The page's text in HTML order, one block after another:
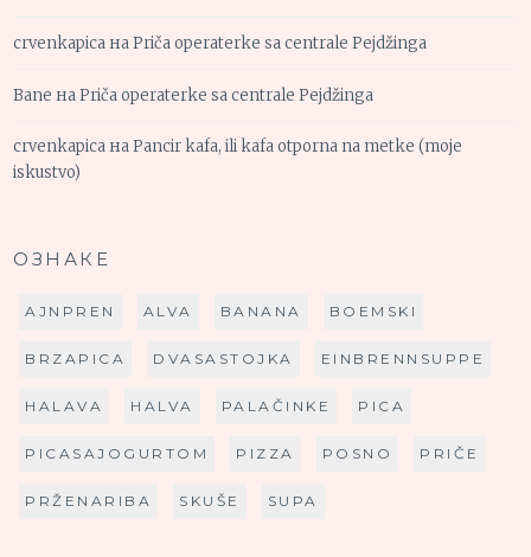
crvenkapica наPriča operaterke sa centrale Pejdžinga
Bane наPriča operaterke sa centrale Pejdžinga
crvenkapica наPancir kafa, ili kafa otporna na metke (moje
iskustvo)
ОЗНАКЕ
AJNPREN ALVA BANANA BOEMSKI
BRZAPICA DVASASTOJKA EINBRENNSUPPE
HALAVA HALVA PALAČINKE PICA
PICASAJOGURTOM PIZZA POSNO PRIČE
PRŽENARIBA SKUŠE SUPA